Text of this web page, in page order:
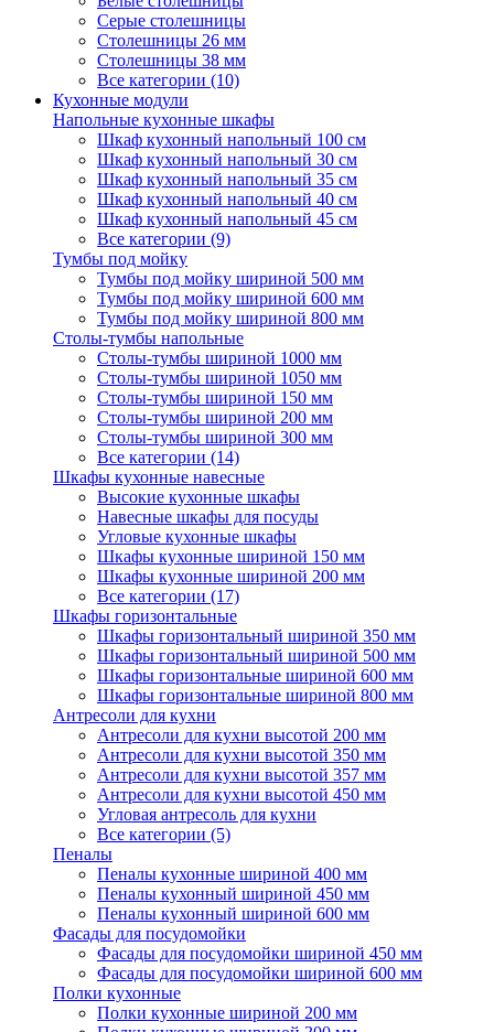
Серые столешницы
Столешницы 26 мм
Столешницы 38 мм
Все категории (10)
Кухонные модули
Напольные кухонные шкафы
Шкаф кухонный напольный 100 см
Шкаф кухонный напольный 30 см
Шкаф кухонный напольный 35 см
Шкаф кухонный напольный 40 см
Шкаф кухонный напольный 45 см
Все категории (9)
Тумбы под мойку
Тумбы под мойку шириной 500 мм
Тумбы под мойку шириной 600 мм
Тумбы под мойку шириной 800 мм
Столы-тумбы напольные
Столы-тумбы шириной 1000 мм
Столы-тумбы шириной 1050 мм
Столы-тумбы шириной 150 мм
Столы-тумбы шириной 200 мм
Столы-тумбы шириной 300 мм
Все категории (14)
Шкафы кухонные навесные
Высокие кухонные шкафы
Навесные шкафы для посуды
Угловые кухонные шкафы
Шкафы кухонные шириной 150 мм
Шкафы кухонные шириной 200 мм
Все категории (17)
Шкафы горизонтальные
Шкафы горизонтальный шириной 350 мм
Шкафы горизонтальный шириной 500 мм
Шкафы горизонтальные шириной 600 мм
Шкафы горизонтальные шириной 800 мм
Антресоли для кухни
Антресоли для кухни высотой 200 мм
Антресоли для кухни высотой 350 мм
Антресоли для кухни высотой 357 мм
Антресоли для кухни высотой 450 мм
Угловая антресоль для кухни
Все категории (5)
Пеналы
Пеналы кухонные шириной 400 мм
Пеналы кухонный шириной 450 мм
Пеналы кухонный шириной 600 мм
Фасады для посудомойки
Фасады для посудомойки шириной 450 мм
Фасады для посудомойки шириной 600 мм
Полки кухонные
Полки кухонные шириной 200 мм